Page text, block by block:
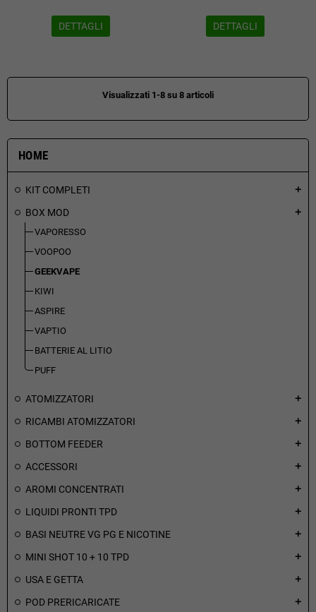
HOME
KIT COMPLETI add
BOX MOD add
VAPORESSO
VOOPOO
GEEKVAPE
KIWI
ASPIRE
VAPTIO
BATTERIE AL LITIO
PUFF
ATOMIZZATORI add
RICAMBI ATOMIZZATORI add
BOTTOM FEEDER add
ACCESSORI add
AROMI CONCENTRATI add
LIQUIDI PRONTI TPD add
BASI NEUTRE VG PG E NICOTINE add
MINI SHOT 10 + 10 TPD add
USA E GETTA add
POD PRERICARICATE add
DETTAGLI DETTAGLI
Visualizzati 1-8 su 8 articoli